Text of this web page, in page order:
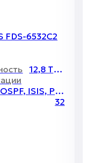
6532C2
12,8 Тбит/c
OSPF, ISIS, PIM, BGP, VXLAN
32